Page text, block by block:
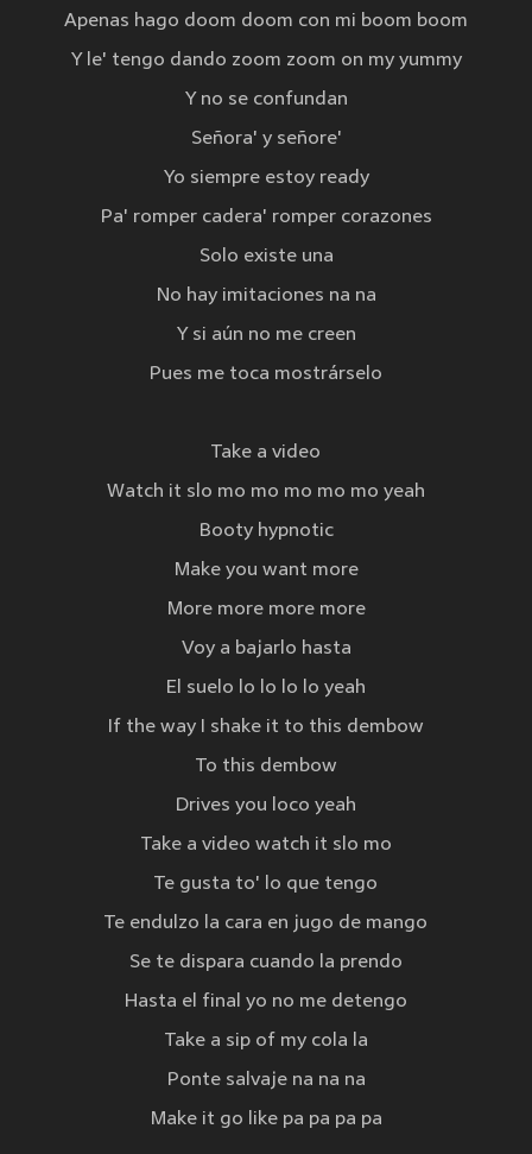
Apenas hago doom doom con mi boom boom
Y le' tengo dando zoom zoom on my yummy
Y no se confundan
Señora' y señore'
Yo siempre estoy ready
Pa' romper cadera' romper corazones
Solo existe una
No hay imitaciones na na
Y si aún no me creen
Pues me toca mostrárselo
Take a video
Watch it slo mo mo mo mo mo yeah
Booty hypnotic
Make you want more
More more more more
Voy a bajarlo hasta
El suelo lo lo lo lo yeah
If the way I shake it to this dembow
To this dembow
Drives you loco yeah
Take a video watch it slo mo
Te gusta to' lo que tengo
Te endulzo la cara en jugo de mango
Se te dispara cuando la prendo
Hasta el final yo no me detengo
Take a sip of my cola la
Ponte salvaje na na na
Make it go like pa pa pa pa